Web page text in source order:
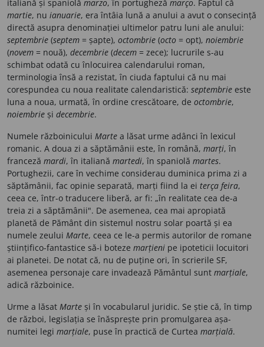
italiană și spaniolă marzo, în portugheză março. Faptul că
martie, nu ianuarie, era întâia lună a anului a avut o consecință
directă asupra denominației ultimelor patru luni ale anului:
septembrie (septem = șapte), octombrie (octo = opt), noiembrie
(novem = nouă), decembrie (decem = zece); lucrurile s-au
schimbat odată cu înlocuirea calendarului roman,
terminologia însă a rezistat, în ciuda faptului că nu mai
corespundea cu noua realitate calendaristică: septembrie este
luna a noua, urmată, în ordine crescătoare, de octombrie,
noiembrie și decembrie.
Numele războinicului Marte a lăsat urme adânci în lexicul
romanic. A doua zi a săptămânii este, în română, marți, în
franceză mardi, în italiană martedi, în spaniolă martes.
Portughezii, care în vechime considerau duminica prima zi a
săptămânii, fac opinie separată, marți fiind la ei terça feira,
ceea ce, într-o traducere liberă, ar fi: „în realitate cea de-a
treia zi a săptămânii". De asemenea, cea mai apropiată
planetă de Pământ din sistemul nostru solar poartă și ea
numele zeului Marte, ceea ce le-a permis autorilor de romane
științifico-fantastice să-i boteze marțieni pe ipoteticii locuitori
ai planetei. De notat că, nu de puține ori, în scrierile SF,
asemenea personaje care invadează Pământul sunt marțiale,
adică războinice.
Urme a lăsat Marte și în vocabularul juridic. Se știe că, în timp
de război, legislația se înăsprește prin promulgarea așa-
numitei legi marțiale, puse în practică de Curtea marțială.